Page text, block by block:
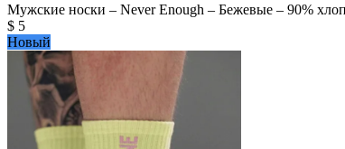
Мужские носки – Never Enough – Бежевые – 90%
$ 5
Новый